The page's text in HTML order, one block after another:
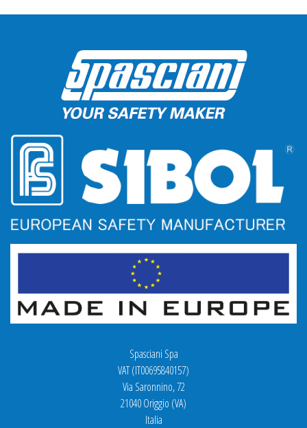
Spasciani Spa
VAT (IT00695840157)
Via Saronnino, 72
21040 Origgio (VA)
Italia